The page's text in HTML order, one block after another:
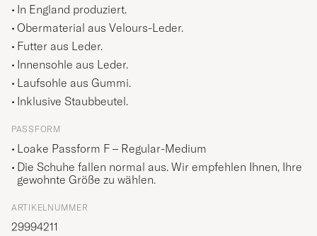
In England produziert.
Obermaterial aus Velours-Leder.
Futter aus Leder.
Innensohle aus Leder.
Laufsohle aus Gummi.
Inklusive Staubbeutel.
PASSFORM
Loake Passform F – Regular-Medium
Die Schuhe fallen normal aus. Wir empfehlen Ihnen, Ihre
gewohnte Größe zu wählen.
ARTIKELNUMMER
29994211